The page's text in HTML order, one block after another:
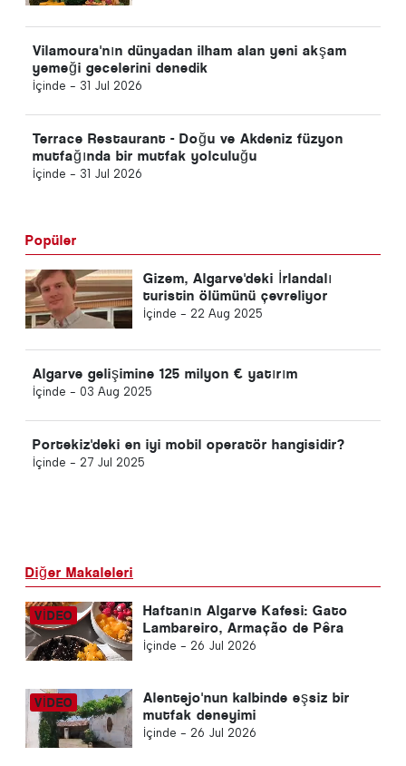
Vilamoura'nın dünyadan ilham alan yeni akşam
yemeği gecelerini denedik
İçinde - 31 Jul 2026
Terrace Restaurant - Doğu ve Akdeniz füzyon
mutfağında bir mutfak yolculuğu
İçinde - 31 Jul 2026
Popüler
Gizem, Algarve'deki İrlandalı
turistin ölümünü çevreliyor
İçinde - 22 Aug 2025
Algarve gelişimine 125 milyon € yatırım
İçinde - 03 Aug 2025
Portekiz'deki en iyi mobil operatör hangisidir?
İçinde - 27 Jul 2025
Diğer Makaleleri
Haftanın Algarve Kafesi: Gato
Lambareiro, Armação de Pêra
İçinde - 26 Jul 2026
Alentejo'nun kalbinde eşsiz bir
mutfak deneyimi
İçinde - 26 Jul 2026